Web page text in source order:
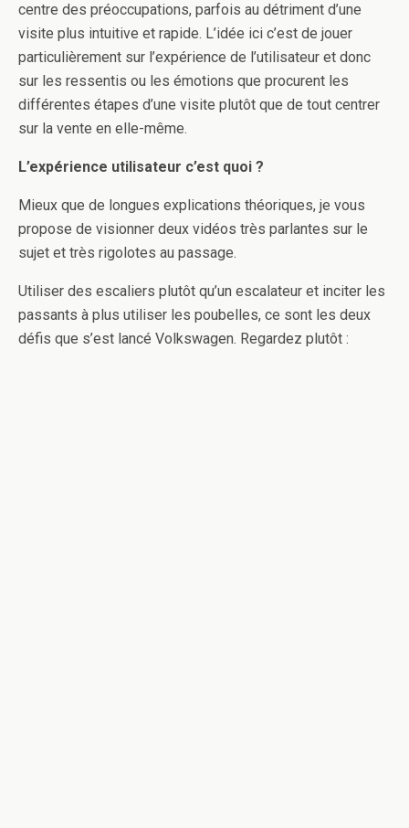
centre des préoccupations, parfois au détriment d’une
visite plus intuitive et rapide. L’idée ici c’est de jouer
particulièrement sur l’expérience de l’utilisateur et donc
sur les ressentis ou les émotions que procurent les
différentes étapes d’une visite plutôt que de tout centrer
sur la vente en elle-même.
L’expérience utilisateur c’est quoi ?
Mieux que de longues explications théoriques, je vous
propose de visionner deux vidéos très parlantes sur le
sujet et très rigolotes au passage.
Utiliser des escaliers plutôt qu’un escalateur et inciter les
passants à plus utiliser les poubelles, ce sont les deux
défis que s’est lancé Volkswagen. Regardez plutôt :